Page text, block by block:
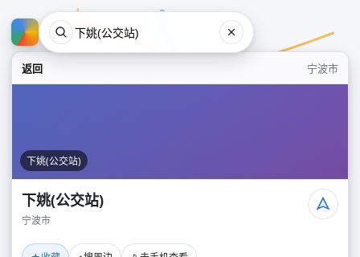
返回 宁波市
下姚(公交站)
下姚(公交站)
宁波市